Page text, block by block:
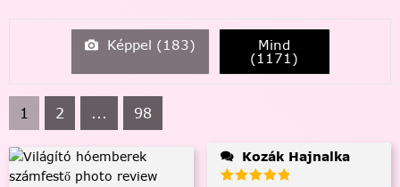
Képpel (183) Mind
(1171)
1 2 ... 98
Kozák Hajnalka